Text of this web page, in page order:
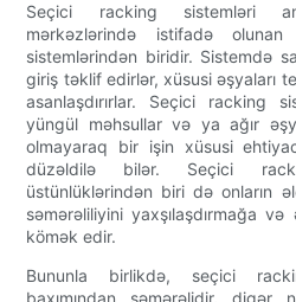
Seçici racking sistemləri
mərkəzlərində istifadə
sistemlərindən biridir. Sistemdə
giriş təklif edirlər, xüsusi əşyaları
asanlaşdırırlar. Seçici racking
yüngül məhsullar və ya ağır
olmayaraq bir işin xüsusi
düzəldilə bilər. Seçici
üstünlüklərindən biri də onların
səmərəliliyini yaxşılaşdırmağa
kömək edir.
Bununla birlikdə, seçici